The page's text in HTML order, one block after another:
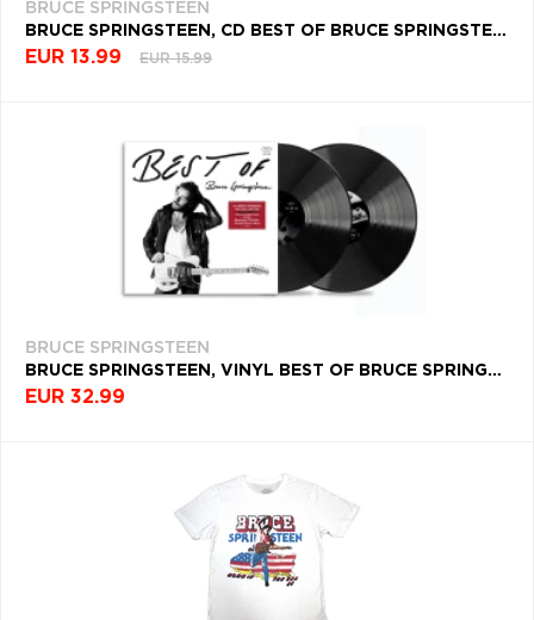
BRUCE SPRINGSTEEN
BRUCE SPRINGSTEEN, CD BEST OF BRUCE SPRINGSTEEN
EUR 13.99 EUR 15.99
BRUCE SPRINGSTEEN
BRUCE SPRINGSTEEN, VINYL BEST OF BRUCE SPRINGSTEEN
EUR 32.99